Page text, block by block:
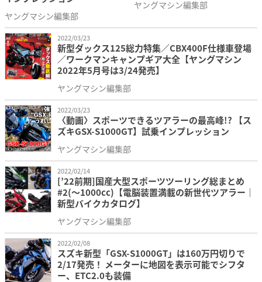
ヤングマシン編集部
ヤングマシン編集部
2022/03/23
新型ダックス125総力特集／CBX400F仕様車登場
／ワークマンキャンプギア大全【ヤングマシン
2022年5月号は3/24発売】
ヤングマシン編集部
2022/03/23
〈動画〉スポーツできるツアラーの最高峰!? 【ス
ズキGSX-S1000GT】試乗インプレッション
ヤングマシン編集部
2022/02/14
[’22前期]国産大型スポーツツーリング総まとめ
#2(〜1000cc)【電脳装置満載の新世代ツアラー｜
新型バイクカタログ】
ヤングマシン編集部
2022/02/08
スズキ新型「GSX-S1000GT」は160万円切りで
2/17発売！ メーターに地図を表示可能でシフタ
ー、ETC2.0も装備